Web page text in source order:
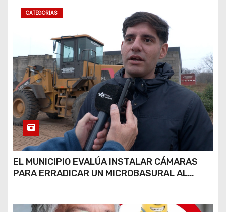
CATEGORIAS
EL MUNICIPIO EVALÚA INSTALAR CÁMARAS
PARA ERRADICAR UN MICROBASURAL AL